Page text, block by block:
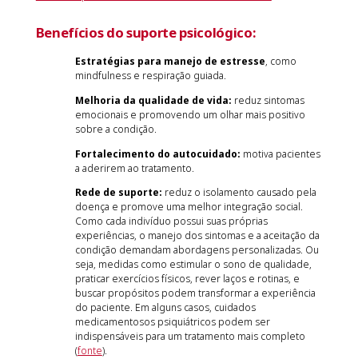
Benefícios do suporte psicológico:
Estratégias para manejo de estresse, como
mindfulness e respiração guiada.
Melhoria da qualidade de vida: reduz sintomas
emocionais e promovendo um olhar mais positivo
sobre a condição.
Fortalecimento do autocuidado: motiva pacientes
a aderirem ao tratamento.
Rede de suporte: reduz o isolamento causado pela
doença e promove uma melhor integração social.
Como cada indivíduo possui suas próprias
experiências, o manejo dos sintomas e a aceitação da
condição demandam abordagens personalizadas. Ou
seja, medidas como estimular o sono de qualidade,
praticar exercícios físicos, rever laços e rotinas, e
buscar propósitos podem transformar a experiência
do paciente. Em alguns casos, cuidados
medicamentosos psiquiátricos podem ser
indispensáveis para um tratamento mais completo
(fonte).